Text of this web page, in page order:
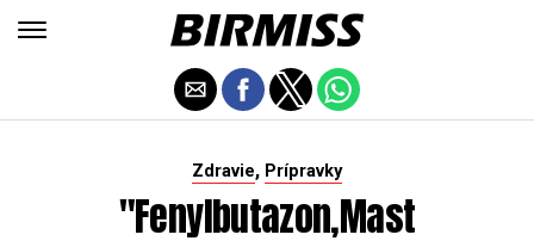
Zdravie, Prípravky
"Fenylbutazon,mast